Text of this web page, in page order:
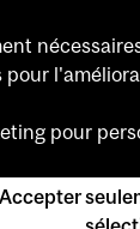
pour
pour
Accepter